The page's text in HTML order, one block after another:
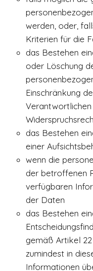
werden, oder,
Kriterien für die
das Bestehen
oder Löschung
Einschränkung
das Bestehen
einer
wenn die
der betroffenen
verfügbaren
der Daten
das Bestehen
gemäß Artikel
zumindest in
Informationen